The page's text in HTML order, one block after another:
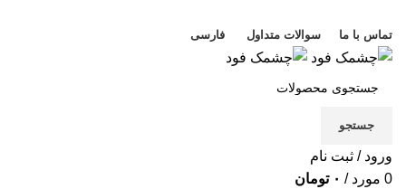
تماس با ما سوالات متداول فارسی
جستجو
ورود / ثبت نام
0 مورد / ۰ تومان